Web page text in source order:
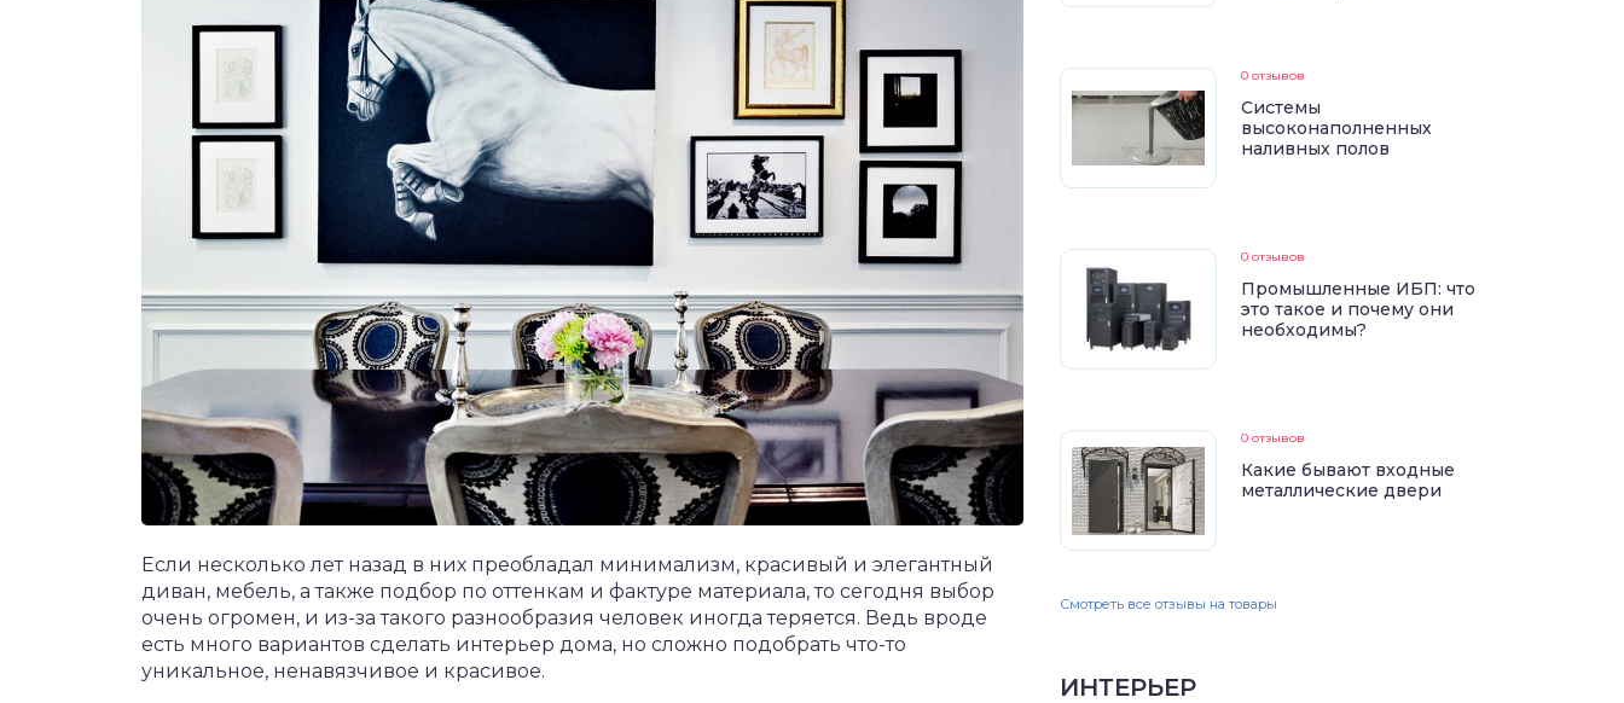
Если несколько лет назад в них преобладал минимализм, красивый и элегантный
диван, мебель, а также подбор по оттенкам и фактуре материала, то сегодня выбор
очень огромен, и из-за такого разнообразия человек иногда теряется. Ведь вроде
есть много вариантов сделать интерьер дома, но сложно подобрать что-то
уникальное, ненавязчивое и красивое.
0 отзывов
Системы
высоконаполненных
наливных полов
0 отзывов
Промышленные ИБП: что
это такое и почему они
необходимы?
0 отзывов
Какие бывают входные
металлические двери
Смотреть все отзывы на товары
ИНТЕРЬЕР